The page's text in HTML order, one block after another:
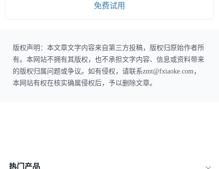
免费试用
版权声明：本文章文字内容来自第三方投稿，版权归原始作者所
有。本网站不拥有其版权，也不承担文字内容、信息或资料带来
的版权归属问题或争议。如有侵权，请联系zmt@fxiaoke.com，
本网站有权在核实确属侵权后，予以删除文章。
热门产品